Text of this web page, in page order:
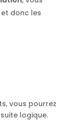
donc les
vous pourrez
logique.